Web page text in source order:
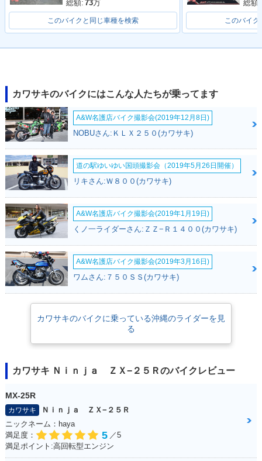
総額: 73万
このバイクと同じ車種を検索
総額:
このバイク
カワサキのバイクにはこんな人たちが乗ってます
A&W名護店バイク撮影会(2019年12月8日)
NOBUさん:ＫＬＸ２５０(カワサキ)
道の駅ゆいゆい国頭撮影会（2019年5月26日開催）
リキさん:Ｗ８００(カワサキ)
A&W名護店バイク撮影会(2019年1月19日)
くノ一ライダーさん:ＺＺ−Ｒ１４００(カワサキ)
A&W名護店バイク撮影会(2019年3月16日)
ワムさん:７５０ＳＳ(カワサキ)
カワサキのバイクに乗っている沖縄のライダーを見
る
カワサキ Ｎｉｎｊａ ＺＸ−２５Ｒのバイクレビュー
MX-25R
カワサキ
Ｎｉｎｊａ ＺＸ−２５Ｒ
ニックネーム：haya
満足度：
5 ／5
満足ポイント:高回転型エンジン